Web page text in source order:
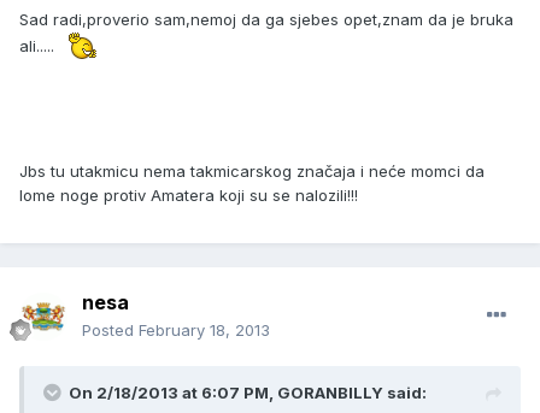
Sad radi,proverio sam,nemoj da ga sjebes opet,znam da je bruka
ali.....
Jbs tu utakmicu nema takmicarskog značaja i neće momci da
lome noge protiv Amatera koji su se nalozili!!!
nesa
Posted February 18, 2013
On 2/18/2013 at 6:07 PM, GORANBILLY said: